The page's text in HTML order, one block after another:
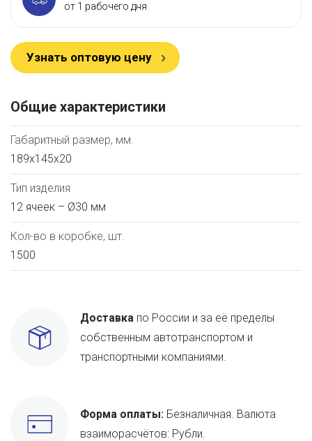
от 1 рабочего дня
Узнать оптовую цену
Общие характеристики
Габаритный размер, мм.
189х145х20
Тип изделия
12 ячеек – Ø30 мм
Кол-во в коробке, шт.
1500
Доставка по России и за её пределы
собственным автотранспортом и
транспортными компаниями.
Форма оплаты: Безналичная. Валюта
взаиморасчётов: Рубли.